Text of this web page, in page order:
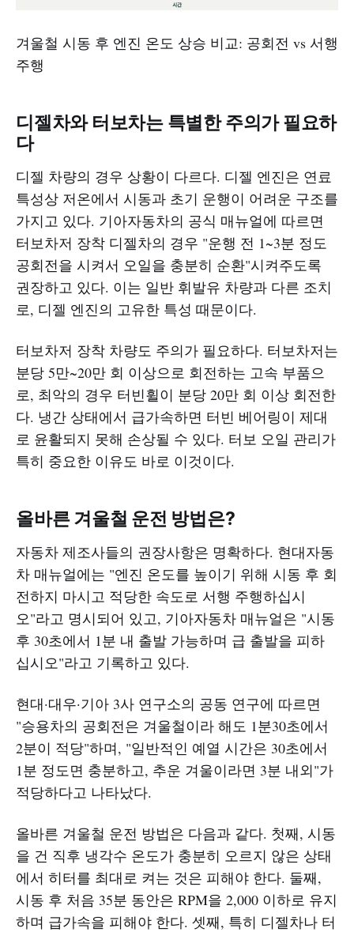
겨울철 시동 후 엔진 온도 상승 비교: 공회전 vs 서행
주행
디젤차와 터보차는 특별한 주의가 필요하
다
디젤 차량의 경우 상황이 다르다. 디젤 엔진은 연료
특성상 저온에서 시동과 초기 운행이 어려운 구조를
가지고 있다. 기아자동차의 공식 매뉴얼에 따르면
터보차저 장착 디젤차의 경우 "운행 전 1~3분 정도
공회전을 시켜서 오일을 충분히 순환"시켜주도록
권장하고 있다. 이는 일반 휘발유 차량과 다른 조치
로, 디젤 엔진의 고유한 특성 때문이다.
터보차저 장착 차량도 주의가 필요하다. 터보차저는
분당 5만~20만 회 이상으로 회전하는 고속 부품으
로, 최악의 경우 터빈휠이 분당 20만 회 이상 회전한
다. 냉간 상태에서 급가속하면 터빈 베어링이 제대
로 윤활되지 못해 손상될 수 있다. 터보 오일 관리가
특히 중요한 이유도 바로 이것이다.
올바른 겨울철 운전 방법은?
자동차 제조사들의 권장사항은 명확하다. 현대자동
차 매뉴얼에는 "엔진 온도를 높이기 위해 시동 후 회
전하지 마시고 적당한 속도로 서행 주행하십시
오"라고 명시되어 있고, 기아자동차 매뉴얼은 "시동
후 30초에서 1분 내 출발 가능하며 급 출발을 피하
십시오"라고 기록하고 있다.
현대·대우·기아 3사 연구소의 공동 연구에 따르면
"승용차의 공회전은 겨울철이라 해도 1분30초에서
2분이 적당"하며, "일반적인 예열 시간은 30초에서
1분 정도면 충분하고, 추운 겨울이라면 3분 내외"가
적당하다고 나타났다.
올바른 겨울철 운전 방법은 다음과 같다. 첫째, 시동
을 건 직후 냉각수 온도가 충분히 오르지 않은 상태
에서 히터를 최대로 켜는 것은 피해야 한다. 둘째,
시동 후 처음 35분 동안은 RPM을 2,000 이하로 유지
하며 급가속을 피해야 한다. 셋째, 특히 디젤차나 터